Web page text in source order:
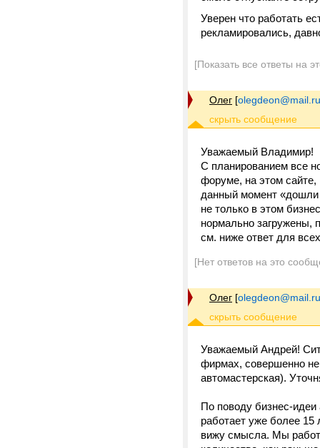
Уверен что работать
рекламировались,
[Показать все ответы на
Олег [olegdeon@mail.ru
Уважаемый Владимир!
С планированием все
форуме, на этом сайте,
данный момент «дошли
не только в этом
нормально загружены,
см. ниже ответ для
[Нет ответов на это
Олег [olegdeon@mail.ru
Уважаемый Андрей!
фирмах, совершенно
автомастерская).
По поводу бизнес-
работает уже более
вижу смысла. Мы